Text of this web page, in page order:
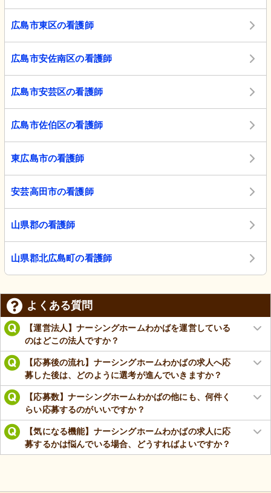
広島市東区の看護師
広島市安佐南区の看護師
広島市安芸区の看護師
広島市佐伯区の看護師
東広島市の看護師
安芸高田市の看護師
山県郡の看護師
山県郡北広島町の看護師
よくある質問
【運営法人】ナーシングホームわかばを運営している
のはどこの法人ですか？
【応募後の流れ】ナーシングホームわかばの求人へ応
募した後は、どのように選考が進んでいきますか？
【応募数】ナーシングホームわかばの他にも、何件く
らい応募するのがいいですか？
【気になる機能】ナーシングホームわかばの求人に応
募するかは悩んでいる場合、どうすればよいですか？